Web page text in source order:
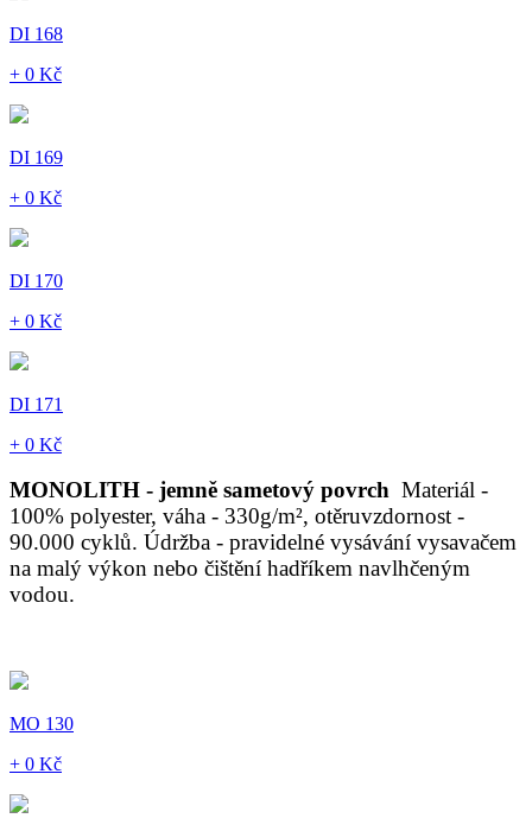
DI 168
+ 0 Kč
DI 169
+ 0 Kč
DI 170
+ 0 Kč
DI 171
+ 0 Kč
MONOLITH - jemně sametový povrch Materiál -
100% polyester, váha - 330g/m², otěruvzdornost -
90.000 cyklů. Údržba - pravidelné vysávání vysavačem
na malý výkon nebo čištění hadříkem navlhčeným
vodou.
MO 130
+ 0 Kč